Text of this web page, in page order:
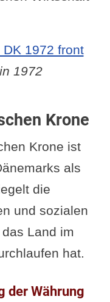
1972
Krone
Krone ist
als
die
und sozialen
Land im
hat.
der Währung